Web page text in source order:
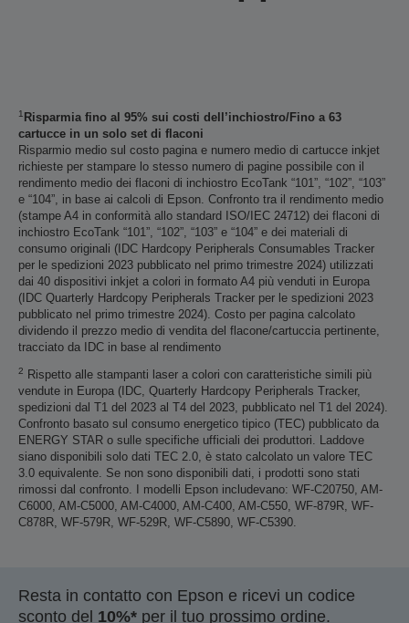
1 Risparmia fino al 95% sui costi dell’inchiostro/Fino a 63
cartucce in un solo set di flaconi
Risparmio medio sul costo pagina e numero medio di cartucce inkjet
richieste per stampare lo stesso numero di pagine possibile con il
rendimento medio dei flaconi di inchiostro EcoTank “101”, “102”, “103”
e “104”, in base ai calcoli di Epson. Confronto tra il rendimento medio
(stampe A4 in conformità allo standard ISO/IEC 24712) dei flaconi di
inchiostro EcoTank “101”, “102”, “103” e “104” e dei materiali di
consumo originali (IDC Hardcopy Peripherals Consumables Tracker
per le spedizioni 2023 pubblicato nel primo trimestre 2024) utilizzati
dai 40 dispositivi inkjet a colori in formato A4 più venduti in Europa
(IDC Quarterly Hardcopy Peripherals Tracker per le spedizioni 2023
pubblicato nel primo trimestre 2024). Costo per pagina calcolato
dividendo il prezzo medio di vendita del flacone/cartuccia pertinente,
tracciato da IDC in base al rendimento
2
Rispetto alle stampanti laser a colori con caratteristiche simili più
vendute in Europa (IDC, Quarterly Hardcopy Peripherals Tracker,
spedizioni dal T1 del 2023 al T4 del 2023, pubblicato nel T1 del 2024).
Confronto basato sul consumo energetico tipico (TEC) pubblicato da
ENERGY STAR o sulle specifiche ufficiali dei produttori. Laddove
siano disponibili solo dati TEC 2.0, è stato calcolato un valore TEC
3.0 equivalente. Se non sono disponibili dati, i prodotti sono stati
rimossi dal confronto. I modelli Epson includevano: WF-C20750, AM-
C6000, AM-C5000, AM-C4000, AM-C400, AM-C550, WF-879R, WF-
C878R, WF-579R, WF-529R, WF-C5890, WF-C5390.
Resta in contatto con Epson e ricevi un codice
sconto del 10%* per il tuo prossimo ordine.